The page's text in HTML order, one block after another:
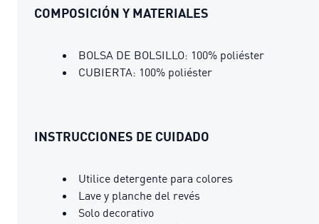
COMPOSICIÓN Y MATERIALES
BOLSA DE BOLSILLO: 100% poliéster
CUBIERTA: 100% poliéster
INSTRUCCIONES DE CUIDADO
Utilice detergente para colores
Lave y planche del revés
Solo decorativo